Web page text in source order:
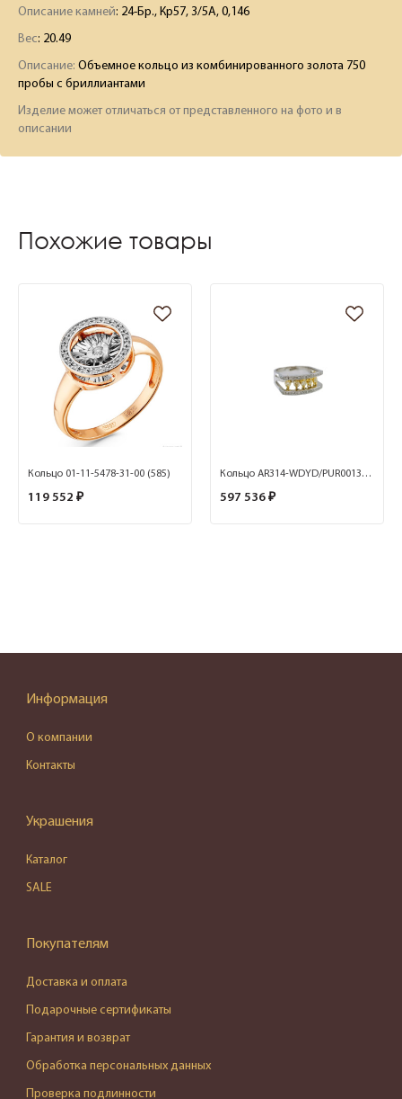
Описание камней: 24-Бр., Кр57, 3/5А, 0,146
Вес: 20.49
Описание: Объемное кольцо из комбинированного золота 750
пробы с бриллиантами
Изделие может отличаться от представленного на фото и в
описании
Похожие товары
Кольцо 01-11-5478-31-00 (585)
119 552 ₽
Кольцо AR314-WDYD/PUR0013360 (Au 750)
597 536 ₽
Информация
О компании
Контакты
Украшения
Каталог
SALE
Покупателям
Доставка и оплата
Подарочные сертификаты
Гарантия и возврат
Обработка персональных данных
Проверка подлинности